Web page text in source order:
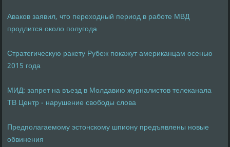
Аваков заявил, что переходный период в работе МВД
продлится около полугода
Стратегическую ракету Рубеж покажут американцам осенью
2015 года
МИД: запрет на въезд в Молдавию журналистов телеканала
ТВ Центр - нарушение свободы слова
Предполагаемому эстонскому шпиону предъявлены новые
обвинения